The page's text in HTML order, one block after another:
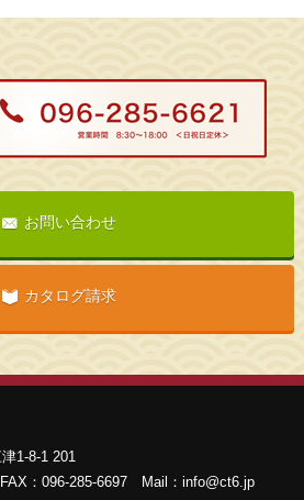
お問い合わせ
カタログ請求
1-8-1 201
：096-285-6697 Mail：info@ct6.jp